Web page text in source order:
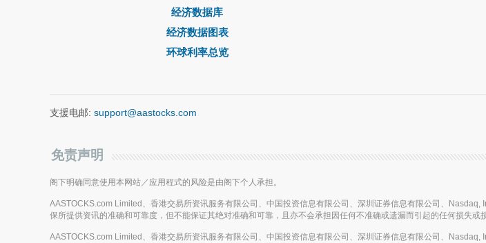
经济数据库
经济数据图表
环球利率总览
支援电邮: support@aastocks.com
免责声明
阁下明确同意使用本网站／应用程式的风险是由阁下个人承担。
AASTOCKS.com Limited、香港交易所资讯服务有限公司、中国投资信息有限公司、深圳证券信息有限公司、
保所提供资讯的准确和可靠度，但不能保证其绝对准确和可靠，且亦不会承担因任何不准确或遗漏而引起的任何损失或
AASTOCKS.com Limited、香港交易所资讯服务有限公司、中国投资信息有限公司、深圳证券信息有限公司、